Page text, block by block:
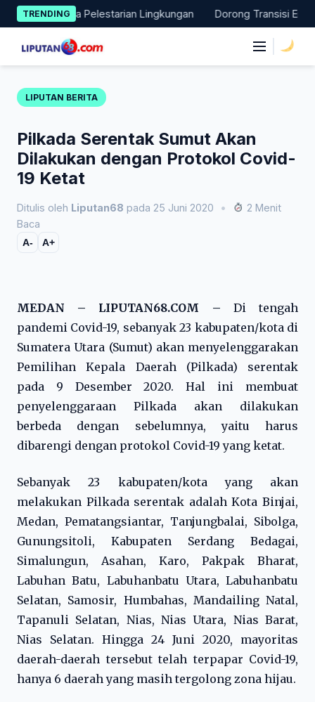
Skip
to
content
TRENDING
Nyata Pelestarian Lingkungan Dorong Transisi Energi di
LIPUTAN BERITA
Pilkada Serentak Sumut Akan
Dilakukan dengan Protokol Covid-
19 Ketat
Ditulis oleh Liputan68 pada 25 Juni 2020 •
2 Menit
Baca
A- A+
MEDAN – LIPUTAN68.COM – Di tengah
pandemi Covid-19, sebanyak 23 kabupaten/kota di
Sumatera Utara (Sumut) akan menyelenggarakan
Pemilihan Kepala Daerah (Pilkada) serentak
pada 9 Desember 2020. Hal ini membuat
penyelenggaraan Pilkada akan dilakukan
berbeda dengan sebelumnya, yaitu harus
dibarengi dengan protokol Covid-19 yang ketat.
Sebanyak 23 kabupaten/kota yang akan
melakukan Pilkada serentak adalah Kota Binjai,
Medan, Pematangsiantar, Tanjungbalai, Sibolga,
Gunungsitoli, Kabupaten Serdang Bedagai,
Simalungun, Asahan, Karo, Pakpak Bharat,
Labuhan Batu, Labuhanbatu Utara, Labuhanbatu
Selatan, Samosir, Humbahas, Mandailing Natal,
Tapanuli Selatan, Nias, Nias Utara, Nias Barat,
Nias Selatan. Hingga 24 Juni 2020, mayoritas
daerah-daerah tersebut telah terpapar Covid-19,
hanya 6 daerah yang masih tergolong zona hijau.